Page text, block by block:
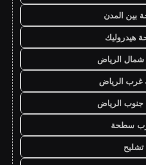
بين المدن
هيدروليك
الرياض
الرياض
الرياض
سطحة
تشليح